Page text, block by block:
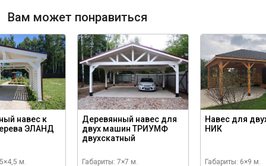
Вам может понравиться
навес к
ЭЛАНД
м.
Деревянный навес для
двух машин ТРИУМФ
двухскатный
Габариты: 7×7 м.
Навес для
НИК
Габариты: 6×9 м.